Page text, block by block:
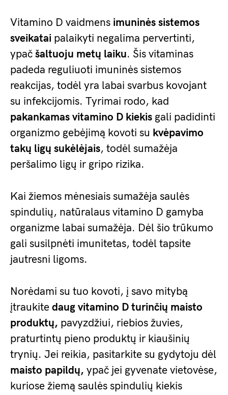
Vitamino D vaidmens imuninės sistemos
sveikatai palaikyti negalima pervertinti,
ypač šaltuoju metų laiku. Šis vitaminas
padeda reguliuoti imuninės sistemos
reakcijas, todėl yra labai svarbus kovojant
su infekcijomis. Tyrimai rodo, kad
pakankamas vitamino D kiekis gali padidinti
organizmo gebėjimą kovoti su kvėpavimo
takų ligų sukėlėjais, todėl sumažėja
peršalimo ligų ir gripo rizika.
Kai žiemos mėnesiais sumažėja saulės
spindulių, natūralaus vitamino D gamyba
organizme labai sumažėja. Dėl šio trūkumo
gali susilpnėti imunitetas, todėl tapsite
jautresni ligoms.
Norėdami su tuo kovoti, į savo mitybą
įtraukite daug vitamino D turinčių maisto
produktų, pavyzdžiui, riebios žuvies,
praturtintų pieno produktų ir kiaušinių
trynių. Jei reikia, pasitarkite su gydytoju dėl
maisto papildų, ypač jei gyvenate vietovėse,
kuriose žiemą saulės spindulių kiekis